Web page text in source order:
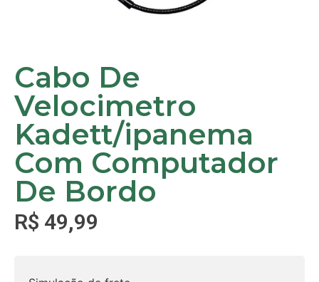
Cabo De
Velocimetro
Kadett/ipanema
Com Computador
De Bordo
R$ 49,99